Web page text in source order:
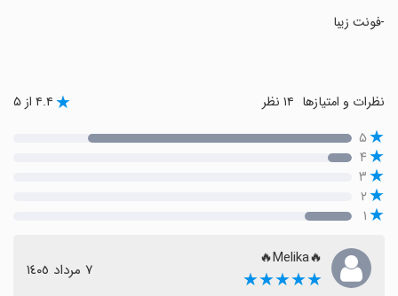
‏-فونت زیبا
نظرات و امتیازها ۴.۴ از ۵
۵
۴
۳
۲
۱
🔥Melika🔥
★★★★★ ٧ مرداد ١٤٠٥